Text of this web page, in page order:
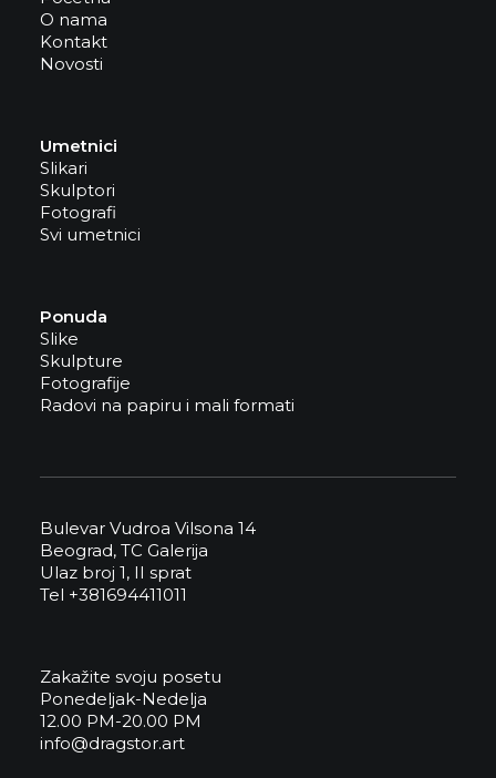
O nama
Kontakt
Novosti
Umetnici
Slikari
Skulptori
Fotografi
Svi umetnici
Ponuda
Slike
Skulpture
Fotografije
Radovi na papiru i mali formati
Bulevar Vudroa Vilsona 14
Beograd, TC Galerija
Ulaz broj 1, II sprat
Tel +381694411011
Zakažite svoju posetu
Ponedeljak-Nedelja
12.00 PM-20.00 PM
info@dragstor.art